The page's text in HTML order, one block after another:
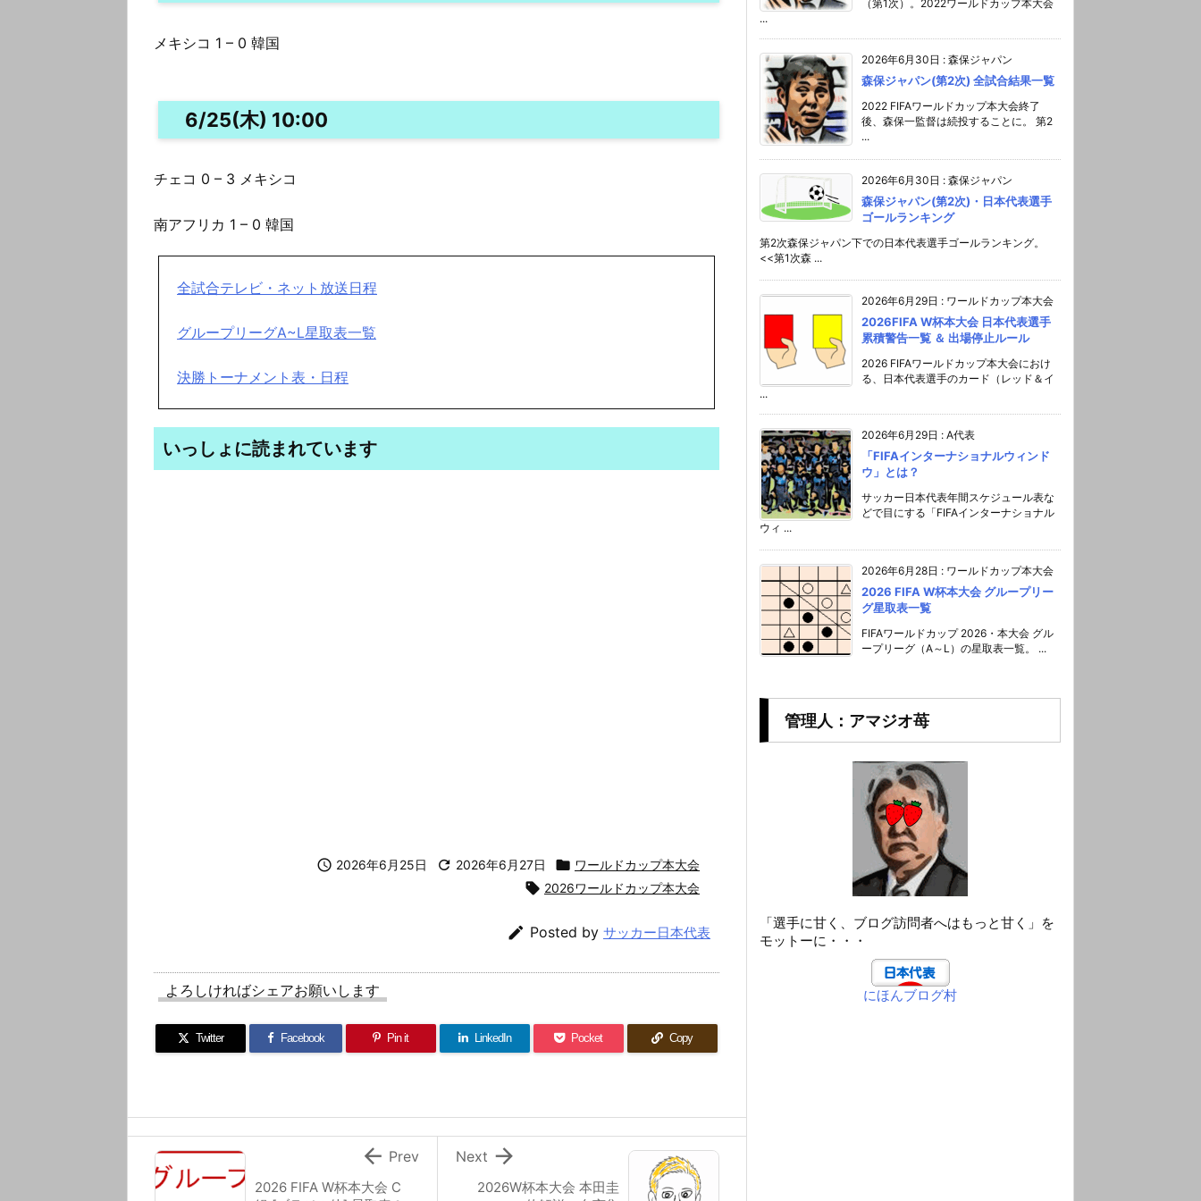
メキシコ 1 – 0 韓国
6/25(木) 10:00
チェコ 0 – 3 メキシコ
南アフリカ 1 – 0 韓国
全試合テレビ・ネット放送日程
グループリーグA~L星取表一覧
決勝トーナメント表・日程
いっしょに読まれています
 2026年6月25日  2026年6月27日  ワールドカップ本大会
 2026ワールドカップ本大会
 Posted by サッカー日本代表
よろしければシェアお願いします
Twitter Facebook Pin it LinkedIn Pocket Copy
2026W杯本大会 本田圭

Next
2026 FIFA W杯本大会 C
 Prev
（第1次）。2022ワールドカップ本大会
...
2026年6月30日 : 森保ジャパン
森保ジャパン(第2次) 全試合結果一覧
2022 FIFAワールドカップ本大会終了
後、森保一監督は続投することに。 第2
...
2026年6月30日 : 森保ジャパン
森保ジャパン(第2次)・日本代表選手
ゴールランキング
第2次森保ジャパン下での日本代表選手ゴールランキング。
<<第1次森 ...
2026年6月29日 : ワールドカップ本大会
2026FIFA W杯本大会 日本代表選手
累積警告一覧 ＆ 出場停止ルール
2026 FIFAワールドカップ本大会におけ
る、日本代表選手のカード（レッド＆イ
...
2026年6月29日 : A代表
「FIFAインターナショナルウィンド
ウ」とは？
サッカー日本代表年間スケジュール表な
どで目にする「FIFAインターナショナル
ウィ ...
2026年6月28日 : ワールドカップ本大会
2026 FIFA W杯本大会 グループリー
グ星取表一覧
FIFAワールドカップ 2026・本大会 グル
ープリーグ（A～L）の星取表一覧。 ...
管理人：アマジオ苺
「選手に甘く、ブログ訪問者へはもっと甘く」を
モットーに・・・
にほんブログ村